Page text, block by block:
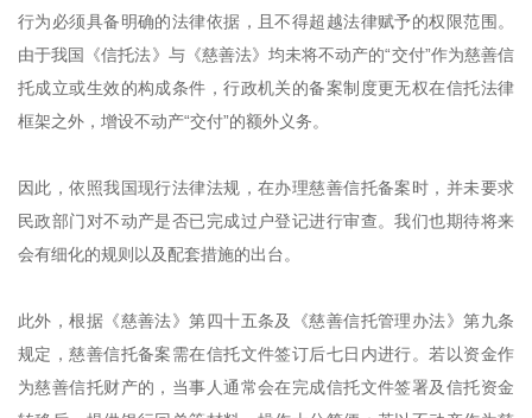
行为必须具备明确的法律依据，且不得超越法律赋予的权限范围。
由于我国《信托法》与《慈善法》均未将不动产的“交付”作为慈善信
托成立或生效的构成条件，行政机关的备案制度更无权在信托法律
框架之外，增设不动产“交付”的额外义务。
因此，依照我国现行法律法规，在办理慈善信托备案时，并未要求
民政部门对不动产是否已完成过户登记进行审查。我们也期待将来
会有细化的规则以及配套措施的出台。
此外，根据《慈善法》第四十五条及《慈善信托管理办法》第九条
规定，慈善信托备案需在信托文件签订后七日内进行。若以资金作
为慈善信托财产的，当事人通常会在完成信托文件签署及信托资金